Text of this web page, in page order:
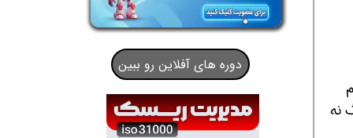
کیلوگرم
نه
دوره های آفلاین رو ببین